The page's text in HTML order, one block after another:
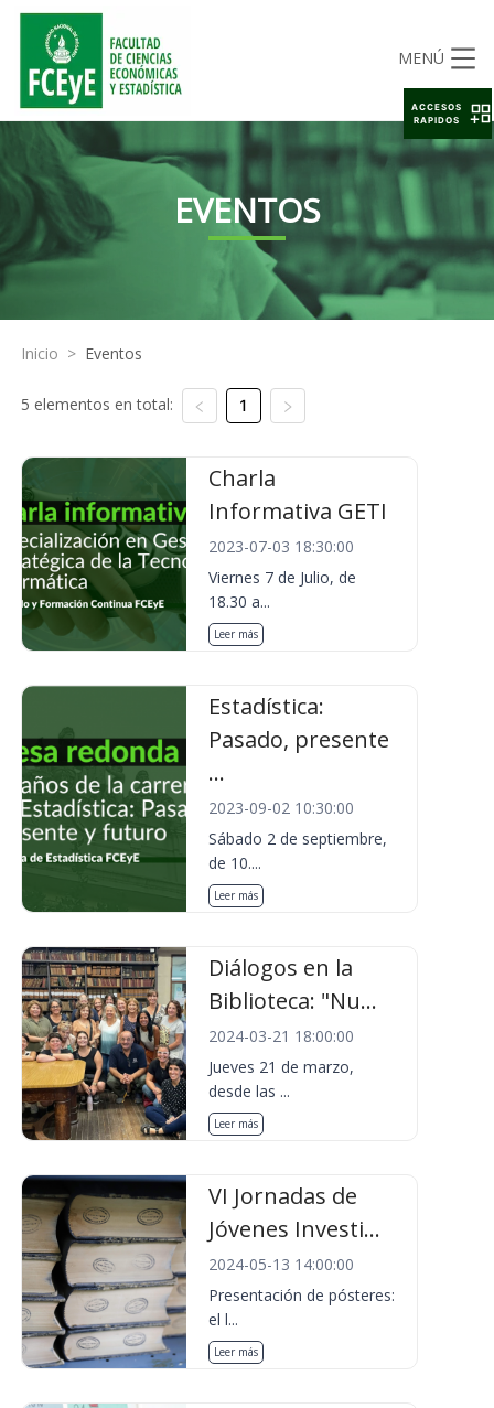
MENÚ
EVENTOS
Inicio > Eventos
5 elementos en total: 1
Charla
Informativa GETI
2023-07-03 18:30:00
Viernes 7 de Julio, de
18.30 a...
Leer más
Estadística:
Pasado, presente
...
2023-09-02 10:30:00
Sábado 2 de septiembre,
de 10....
Leer más
Diálogos en la
Biblioteca: "Nu...
2024-03-21 18:00:00
Jueves 21 de marzo,
desde las ...
Leer más
VI Jornadas de
Jóvenes Investi...
2024-05-13 14:00:00
Presentación de pósteres:
el l...
Leer más
ACCESOS
RAPIDOS